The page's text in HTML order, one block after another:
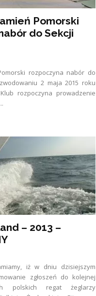
Pomorski
do Sekcji
rozpoczyna nabór do
2 maja 2015 roku
rozpoczyna prowadzenie
– 2013 –
iż w dniu dzisiejszym
zgłoszeń do kolejnej
polskich regat żeglarzy